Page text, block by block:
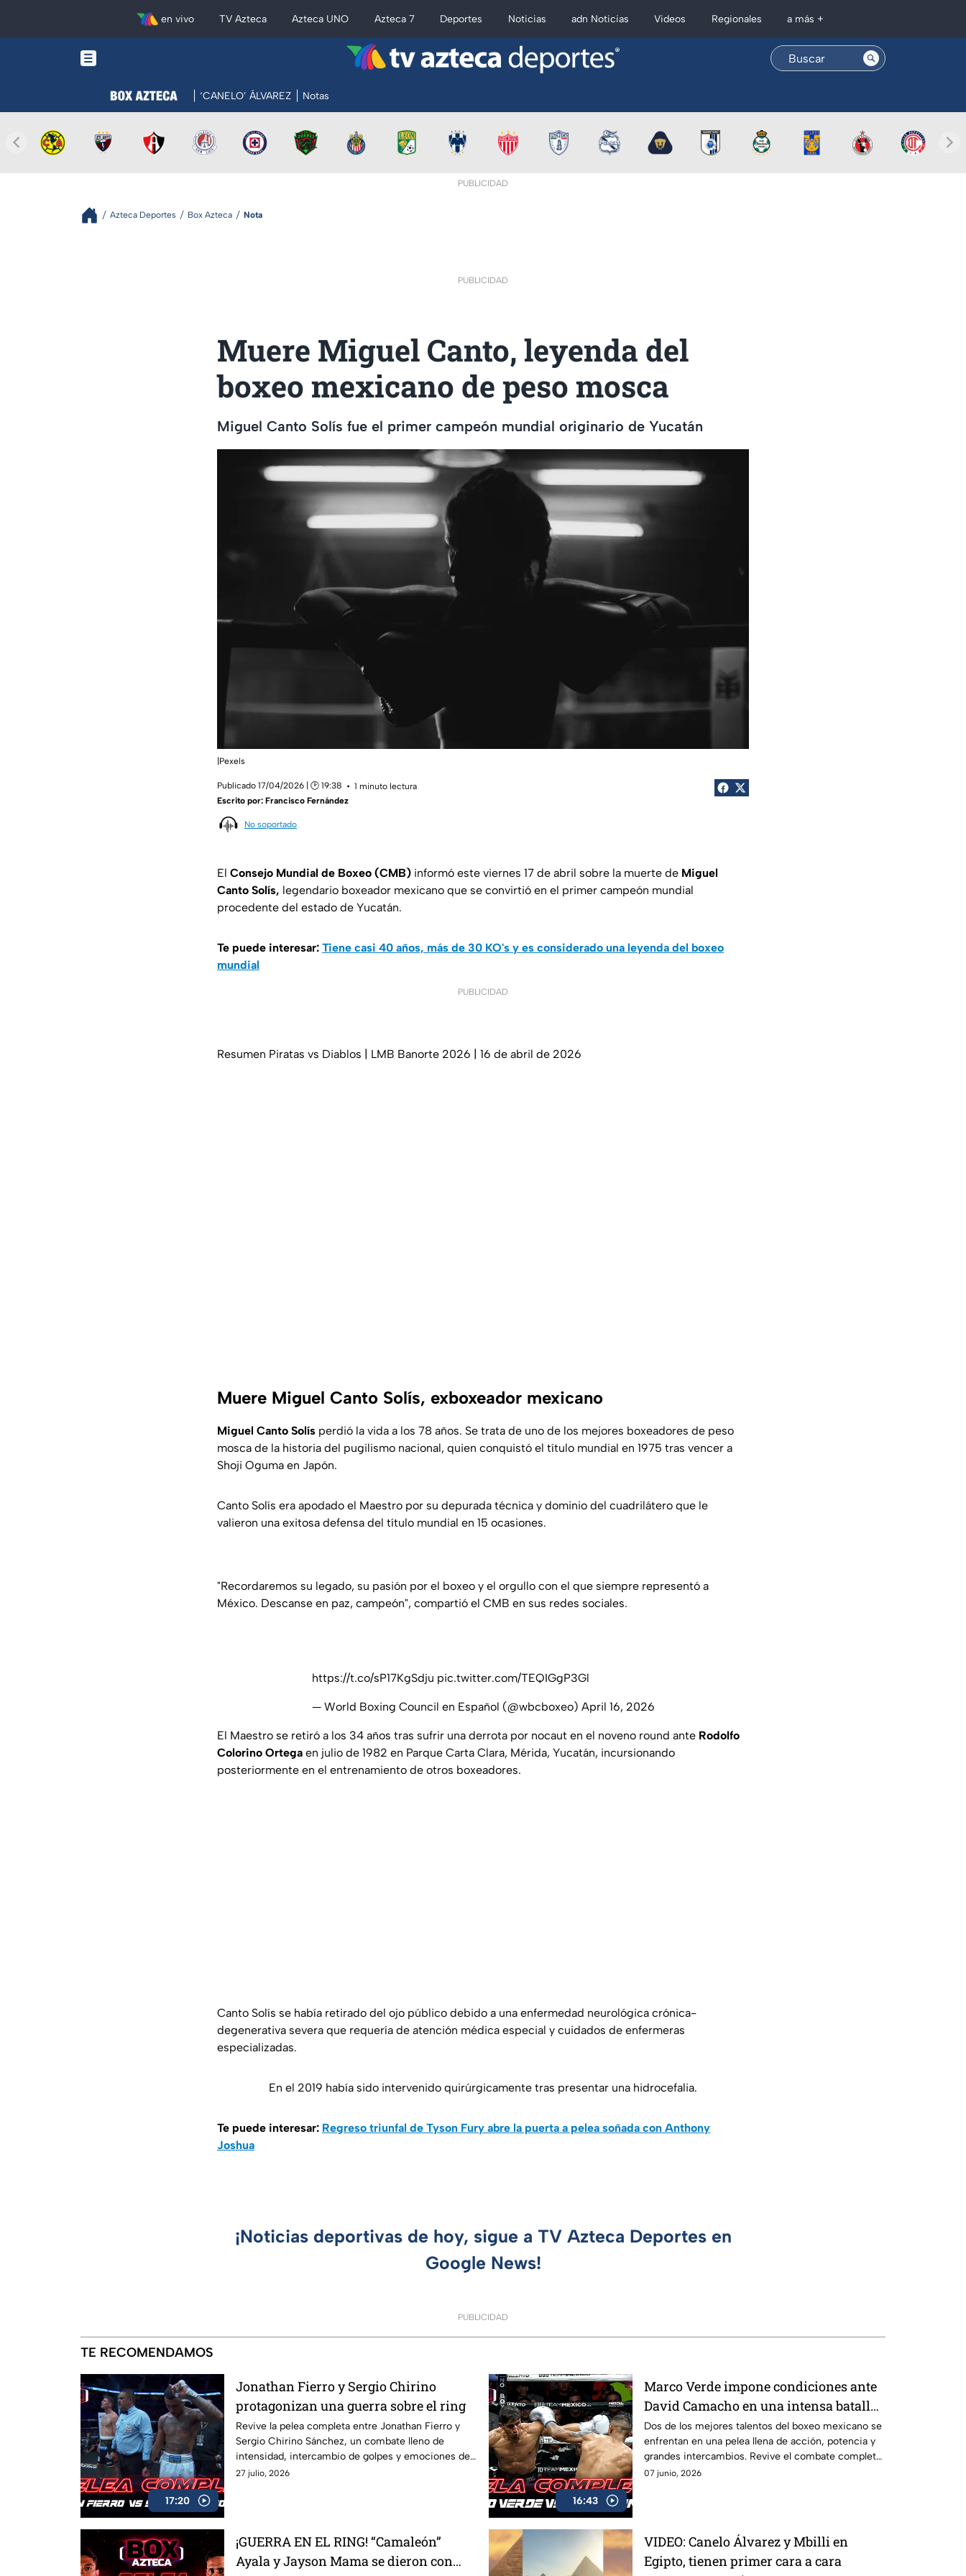
en vivo TV Azteca Azteca UNO Azteca 7 Deportes Noticias adn Noticias Videos Regionales a más +
‘CANELO’ ÁLVAREZ Notas
PUBLICIDAD
Azteca Deportes Box Azteca Nota
PUBLICIDAD
Muere Miguel Canto, leyenda del
boxeo mexicano de peso mosca
Miguel Canto Solís fue el primer campeón mundial originario de Yucatán
|Pexels
Publicado 17/04/2026 | 🕑 19:38
1 minuto lectura
Escrito por: Francisco Fernández
No soportado
El Consejo Mundial de Boxeo (CMB) informó este viernes 17 de abril sobre la muerte de Miguel
Canto Solís, legendario boxeador mexicano que se convirtió en el primer campeón mundial
procedente del estado de Yucatán.
Te puede interesar: Tiene casi 40 años, más de 30 KO's y es considerado una leyenda del boxeo
mundial
PUBLICIDAD
Resumen Piratas vs Diablos | LMB Banorte 2026 | 16 de abril de 2026
Muere Miguel Canto Solís, exboxeador mexicano
Miguel Canto Solís perdió la vida a los 78 años. Se trata de uno de los mejores boxeadores de peso
mosca de la historia del pugilismo nacional, quien conquistó el título mundial en 1975 tras vencer a
Shoji Oguma en Japón.
Canto Solís era apodado el Maestro por su depurada técnica y dominio del cuadrilátero que le
valieron una exitosa defensa del título mundial en 15 ocasiones.
"Recordaremos su legado, su pasión por el boxeo y el orgullo con el que siempre representó a
México. Descanse en paz, campeón", compartió el CMB en sus redes sociales.
https://t.co/sP17KgSdju pic.twitter.com/TEQIGgP3Gl
— World Boxing Council en Español (@wbcboxeo) April 16, 2026
El Maestro se retiró a los 34 años tras sufrir una derrota por nocaut en el noveno round ante Rodolfo
Colorino Ortega en julio de 1982 en Parque Carta Clara, Mérida, Yucatán, incursionando
posteriormente en el entrenamiento de otros boxeadores.
Canto Solís se había retirado del ojo público debido a una enfermedad neurológica crónica-
degenerativa severa que requería de atención médica especial y cuidados de enfermeras
especializadas.
En el 2019 había sido intervenido quirúrgicamente tras presentar una hidrocefalia.
Te puede interesar: Regreso triunfal de Tyson Fury abre la puerta a pelea soñada con Anthony
Joshua
¡Noticias deportivas de hoy, sigue a TV Azteca Deportes en
Google News!
PUBLICIDAD
TE RECOMENDAMOS
17:20
Jonathan Fierro y Sergio Chirino
protagonizan una guerra sobre el ring
Revive la pelea completa entre Jonathan Fierro y
Sergio Chirino Sánchez, un combate lleno de
intensidad, intercambio de golpes y emociones de
principio a fin.
27 julio, 2026
16:43
Marco Verde impone condiciones ante
David Camacho en una intensa batalla
de Box Azteca
Dos de los mejores talentos del boxeo mexicano se
enfrentan en una pelea llena de acción, potencia y
grandes intercambios. Revive el combate completo
entre Marco Verde y David Camacho en una función
07 junio, 2026
¡GUERRA EN EL RING! “Camaleón”
Ayala y Jayson Mama se dieron con
VIDEO: Canelo Álvarez y Mbilli en
Egipto, tienen primer cara a cara